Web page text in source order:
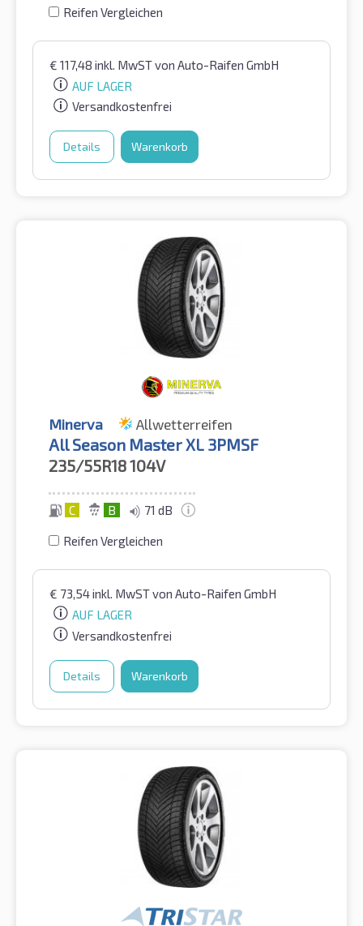
Reifen Vergleichen
€ 117,48 inkl. MwSTvon Auto-Raifen GmbH
AUF LAGER
Versandkostenfrei
Details Warenkorb
Minerva Allwetterreifen
All Season Master XL 3PMSF
235/55R18104V
C B 71 dB
Reifen Vergleichen
€ 73,54inkl. MwSTvon Auto-Raifen GmbH
AUF LAGER
Versandkostenfrei
Details Warenkorb